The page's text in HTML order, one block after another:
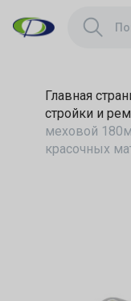
Главная
стройки и
меховой
красочных
0319-18